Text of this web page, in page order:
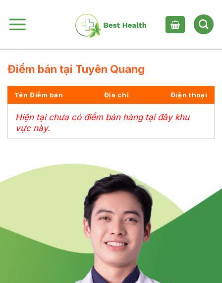
content
Điểm bán tại Tuyên Quang
Tên Điểm bán Địa chỉ Điện thoại
Hiện tại chưa có điểm bán hàng tại đây khu
vực này.